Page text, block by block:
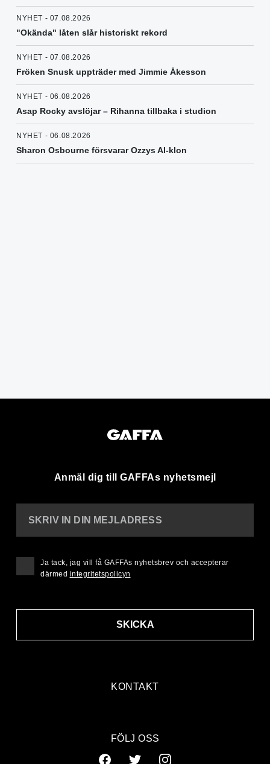
NYHET - 07.08.2026
"Okända" låten slår historiskt rekord
NYHET - 07.08.2026
Fröken Snusk uppträder med Jimmie Åkesson
NYHET - 06.08.2026
Asap Rocky avslöjar – Rihanna tillbaka i studion
NYHET - 06.08.2026
Sharon Osbourne försvarar Ozzys AI-klon
Anmäl dig till GAFFAs nyhetsmejl
KONTAKT
SKRIV IN DIN MEJLADRESS
SKICKA
Ja tack, jag vill få GAFFAs nyhetsbrev och accepterar
därmed integritetspolicyn
FÖLJ OSS